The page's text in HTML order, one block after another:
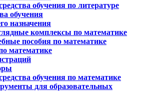
обучения по литературе
обучения
назначения
комплексы по математике
пособия по математике
математике
обучения по математике
для образовательных